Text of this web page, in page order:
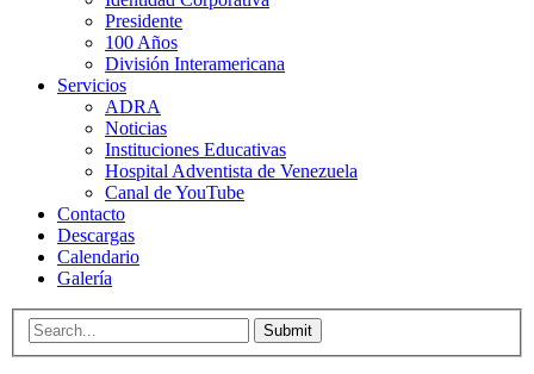
Presidente
100 Años
División Interamericana
Servicios
ADRA
Noticias
Instituciones Educativas
Hospital Adventista de Venezuela
Canal de YouTube
Contacto
Descargas
Calendario
Galería
Submit